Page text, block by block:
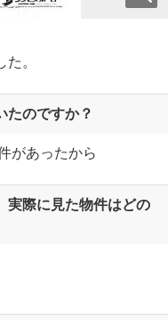
。
たのですか？
があったから
実際に見た物件はどの